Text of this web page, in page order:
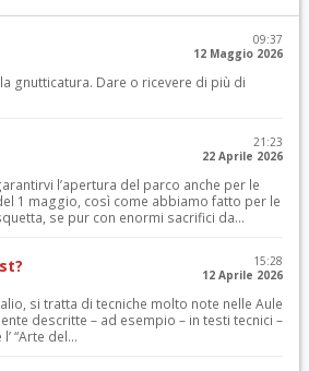
09:37
12 Maggio 2026
gnutticatura. Dare o ricevere di più di
21:23
22 Aprile 2026
l’apertura del parco anche per le
1 maggio, così come abbiamo fatto per le
se pur con enormi sacrifici da...
15:28
12 Aprile 2026
si tratta di tecniche molto note nelle Aule
descritte – ad esempio – in testi tecnici –
“Arte del...